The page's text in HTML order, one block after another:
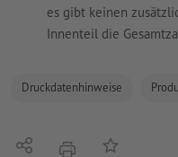
es gibt keinen
Innenteil die
Druckdatenhinweise
Teilen DruckenAuf die